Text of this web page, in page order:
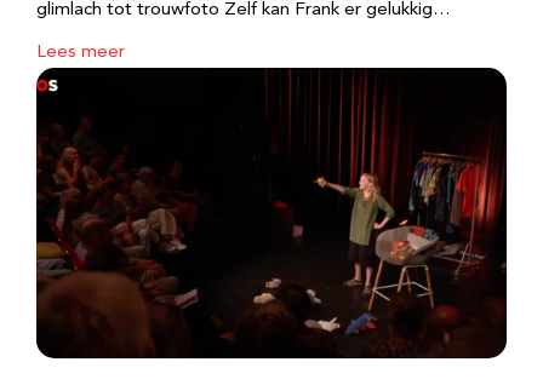
glimlach tot trouwfoto Zelf kan Frank er gelukkig…
Lees meer